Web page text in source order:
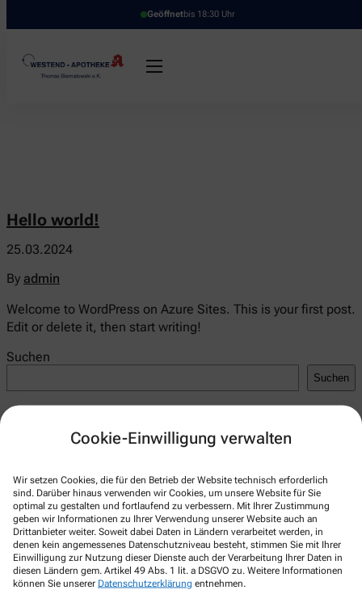
Cookie-Einwilligung verwalten
Wir setzen Cookies, die für den Betrieb der Website technisch erforderlich
sind. Darüber hinaus verwenden wir Cookies, um unsere Website für Sie
optimal zu gestalten und fortlaufend zu verbessern. Mit Ihrer Zustimmung
geben wir Informationen zu Ihrer Verwendung unserer Website auch an
Drittanbieter weiter. Soweit dabei Daten in Ländern verarbeitet werden, in
denen kein angemessenes Datenschutzniveau besteht, stimmen Sie mit Ihrer
Einwilligung zur Nutzung dieser Dienste auch der Verarbeitung Ihrer Daten in
diesen Ländern gem. Artikel 49 Abs. 1 lit. a DSGVO zu. Weitere Informationen
können Sie unserer Datenschutzerklärung entnehmen.
Geöffnetbis 18:30 Uhr
Hello world!
25.03.2024
By admin
Welcome to WordPress on Azure Sites. This is your first post.
Edit or delete it, then start writing!
Suchen
Suchen
Hello world!
Recent Comments
A WordPress Commenter zuHello world!
Kontakt